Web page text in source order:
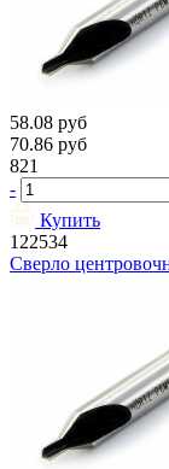
58.08 руб
70.86 руб
821
-
Купить
122534
Сверло